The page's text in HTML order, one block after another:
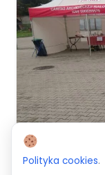
Polityka cookies.